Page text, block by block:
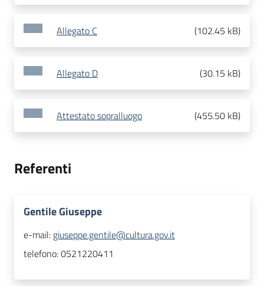
Allegato C (102.45 kB)
Allegato D (30.15 kB)
Attestato sopralluogo (455.50 kB)
Referenti
Gentile Giuseppe
e-mail: giuseppe.gentile@cultura.gov.it
telefono:0521220411